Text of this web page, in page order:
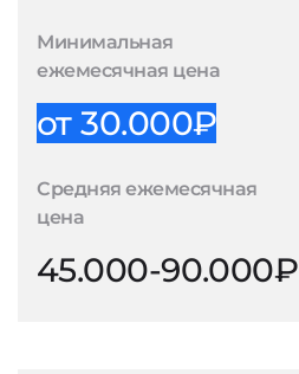
Минимальная
ежемесячная цена
от 30.000₽
Средняя ежемесячная
цена
45.000-90.000₽